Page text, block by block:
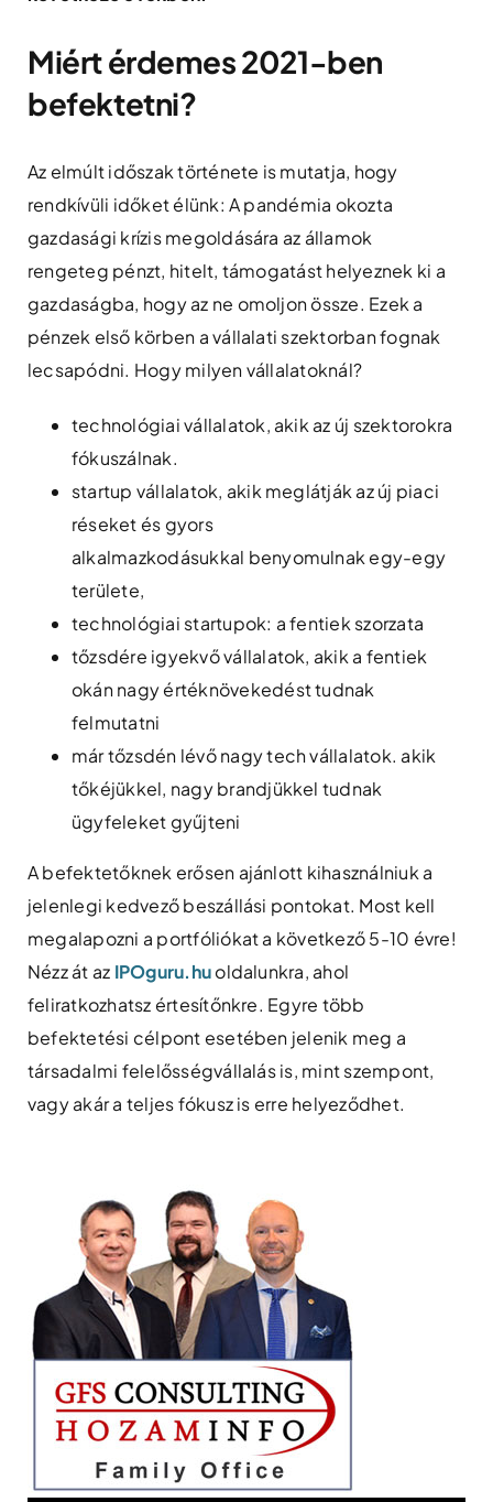
Miért érdemes 2021-ben
befektetni?
Az elmúlt időszak története is mutatja, hogy
rendkívüli időket élünk: A pandémia okozta
gazdasági krízis megoldására az államok
rengeteg pénzt, hitelt, támogatást helyeznek ki a
gazdaságba, hogy az ne omoljon össze. Ezek a
pénzek első körben a vállalati szektorban fognak
lecsapódni. Hogy milyen vállalatoknál?
technológiai vállalatok, akik az új szektorokra
fókuszálnak.
startup vállalatok, akik meglátják az új piaci
réseket és gyors
alkalmazkodásukkal benyomulnak egy-egy
területe,
technológiai startupok: a fentiek szorzata
tőzsdére igyekvő vállalatok, akik a fentiek
okán nagy értéknövekedést tudnak
felmutatni
már tőzsdén lévő nagy tech vállalatok. akik
tőkéjükkel, nagy brandjükkel tudnak
ügyfeleket gyűjteni
A befektetőknek erősen ajánlott kihasználniuk a
jelenlegi kedvező beszállási pontokat. Most kell
megalapozni a portfóliókat a következő 5-10 évre!
Nézz át az IPOguru.huoldalunkra, ahol
feliratkozhatsz értesítőnkre. Egyre több
befektetési célpont esetében jelenik meg a
társadalmi felelősségvállalás is, mint szempont,
vagy akár a teljes fókusz is erre helyeződhet.